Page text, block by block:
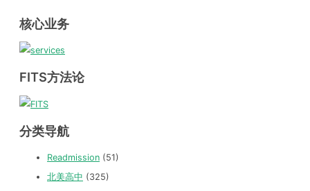
核心业务
FITS方法论
分类导航
Readmission (51)
北美高中 (325)